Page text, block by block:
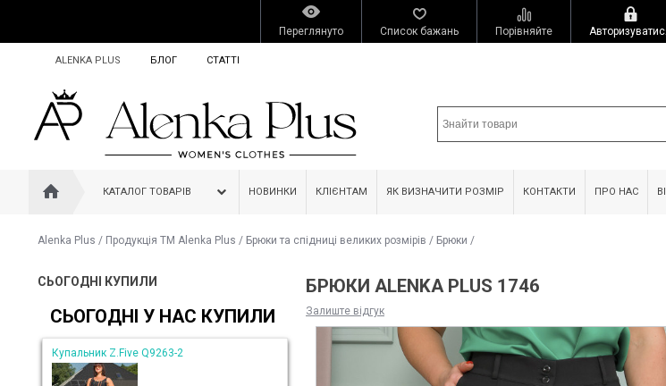
Переглянуто Список бажань Порівняйте
ALENKA PLUS БЛОГ СТАТТІ
КАТАЛОГ ТОВАРІВ НОВИНКИ КЛІЄНТАМ ЯК ВИЗНАЧИТИ РОЗМІР КОНТАКТИ ПРО НАС
Alenka Plus / Продукція ТМ Alenka Plus / Брюки та спідниці великих розмірів / Брюки /
СЬОГОДНІ КУПИЛИ
СЬОГОДНІ У НАС КУПИЛИ
Купальник Z.Five Q9263-2
БРЮКИ ALENKA PLUS 1746
Залиште відгук